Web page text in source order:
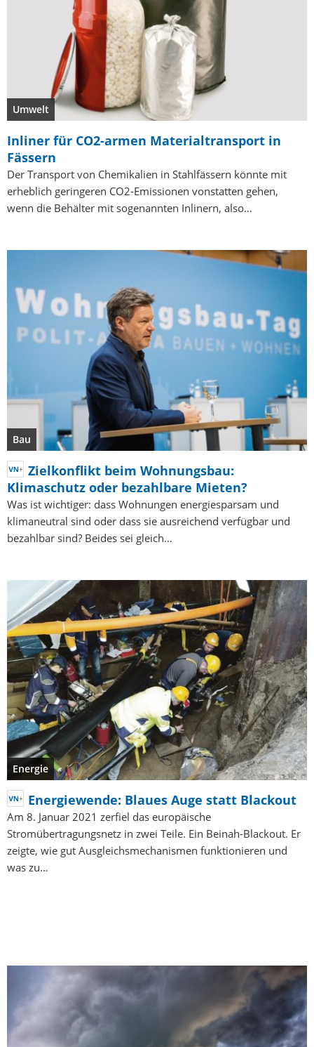
Umwelt
Inliner für CO2-armen Materialtransport in
Fässern
Der Transport von Chemikalien in Stahlfässern könnte mit
erheblich geringeren CO2-Emissionen vonstatten gehen,
wenn die Behälter mit sogenannten Inlinern, also…
Bau
Zielkonflikt beim Wohnungsbau:
Klimaschutz oder bezahlbare Mieten?
Was ist wichtiger: dass Wohnungen energiesparsam und
klimaneutral sind oder dass sie ausreichend verfügbar und
bezahlbar sind? Beides sei gleich…
Energie
Energiewende: Blaues Auge statt Blackout
Am 8. Januar 2021 zerfiel das europäische
Stromübertragungsnetz in zwei Teile. Ein Beinah-Blackout. Er
zeigte, wie gut Ausgleichsmechanismen funktionieren und
was zu…